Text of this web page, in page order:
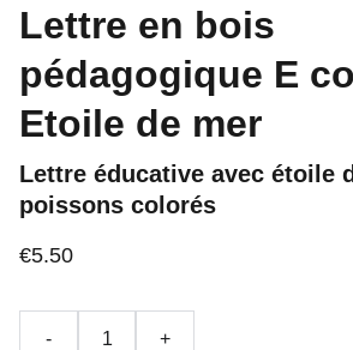
Lettre en bois
pédagogique E
Etoile de mer
Lettre éducative avec étoile
poissons colorés
€5.50
- +